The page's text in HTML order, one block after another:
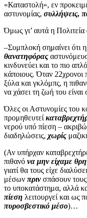
«Καταστολή», εν
αστυνομίας, συλλήψεις,
Όμως γι’ αυτά η
–Συμπλοκή σημαίνει ότι
θανατηφόρας
κινδυνεύει και το πιο
κάποιους. Όταν 22χρονοι
ξύλα και γκλόμπς, η
να χάσει τη ζωή του είναι
Όλες οι Αστυνομίες του
προμηθευτεί
νερού υπό πίεση –
διαδηλώσεις, χωρίς
(Αν υπήρχαν
πιθανό να μην είχαμε
γιατί θα τους είχε
μέσων πρινσπάσουν τους
το υποκατάστημα, αλλά
πίεση λειτουργεί και ως
πυροσβεστικό μέσο)…